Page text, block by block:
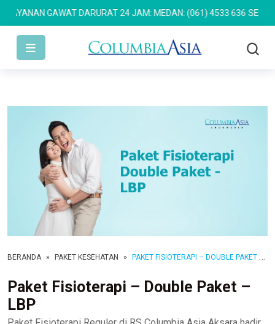
GAWAT DARURAT 24 JAM: MEDAN: (061) 4533 636
BERANDA » PAKET KESEHATAN » PAKET FISIOTERAPI – DOUBLE PAKET – LBP
Paket Fisioterapi – Double Paket –
LBP